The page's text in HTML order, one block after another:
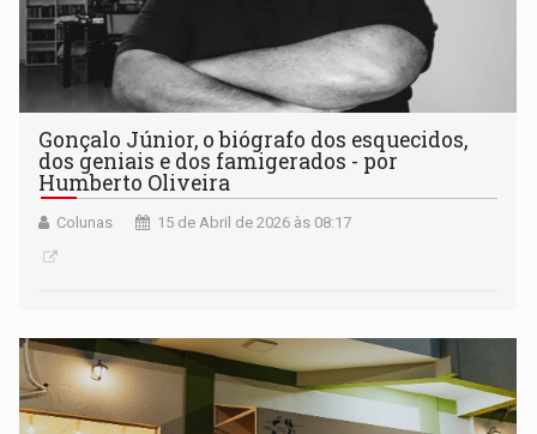
Gonçalo Júnior, o biógrafo dos esquecidos,
dos geniais e dos famigerados - por
Humberto Oliveira
Colunas 15 de Abril de 2026 às 08:17